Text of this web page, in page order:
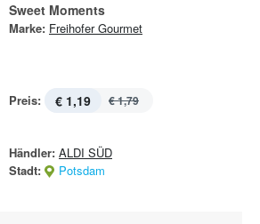
Sweet Moments
Marke: Freihofer Gourmet
Preis: € 1,19 € 1,79
Händler: ALDI SÜD
Stadt:
Potsdam